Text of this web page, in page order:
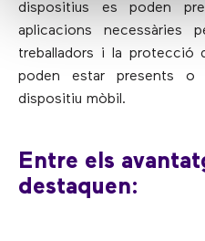
dispositius es poden
aplicacions necessàries
treballadors i la protecció
poden estar presents
dispositiu mòbil.
Entre els
destaquen: